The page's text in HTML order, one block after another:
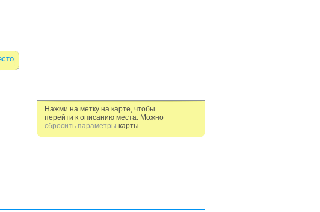
Нажми на метку на карте, чтобы
перейти к описанию места. Можно
сбросить параметры карты.